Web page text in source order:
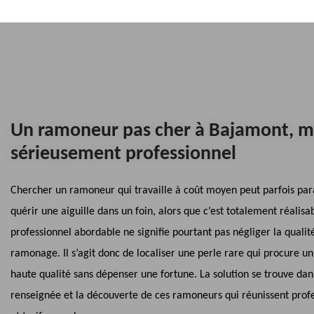
Un ramoneur pas cher à Bajamont,
sérieusement professionnel
Chercher un ramoneur qui travaille à coût moyen peut parfois
quérir une aiguille dans un foin, alors que c’est totalement
professionnel abordable ne signifie pourtant pas négliger la
ramonage. Il s’agit donc de localiser une perle rare qui procure
haute qualité sans dépenser une fortune. La solution se trouve
renseignée et la découverte de ces ramoneurs qui réunissent